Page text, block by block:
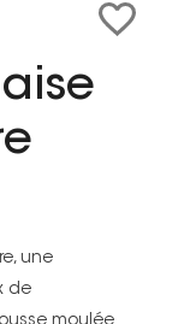
une
de